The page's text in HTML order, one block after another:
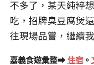
不多了，某天純粹
吃，招牌臭豆腐煲
往現場品嘗，繼續
嘉義食遊彙整➡ 住宿 。